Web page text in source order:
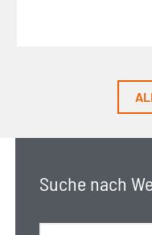
Suche nach